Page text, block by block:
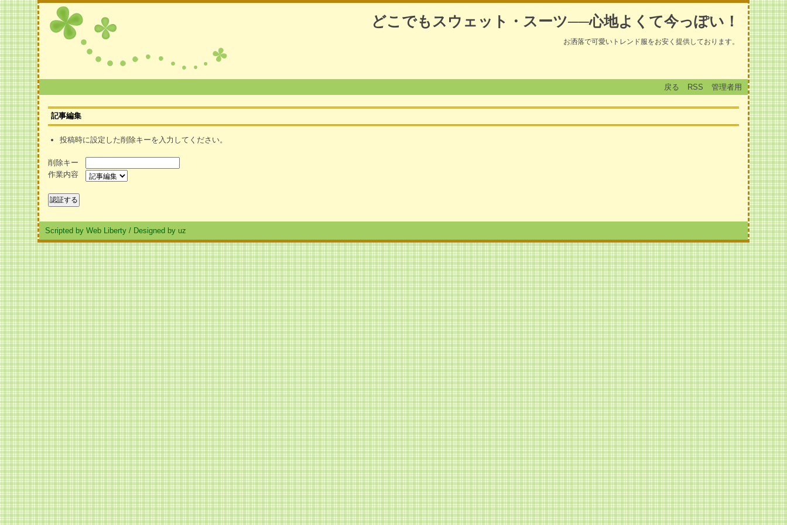
どこでもスウェット・スーツ──心地よくて今っぽい！
お洒落で可愛いトレンド服をお安く提供しております。
戻る RSS 管理者用
記事編集
投稿時に設定した削除キーを入力してください。
削除キー
作業内容
Scripted by Web Liberty / Designed by uz